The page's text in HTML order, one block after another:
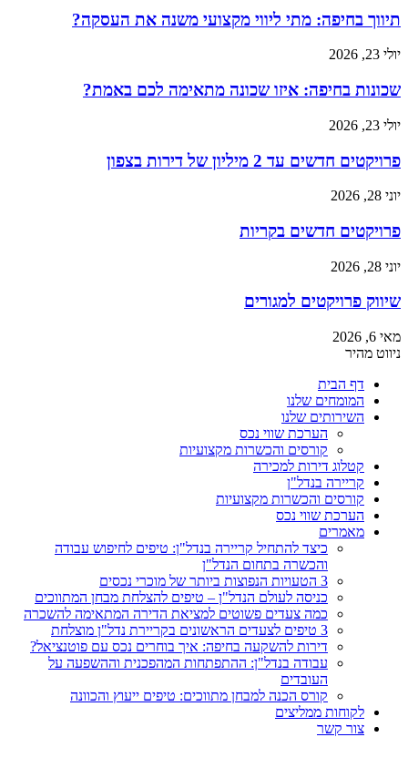
תיווך בחיפה: מתי ליווי מקצועי משנה את העסקה?
יולי 23, 2026
שכונות בחיפה: איזו שכונה מתאימה לכם באמת?
יולי 23, 2026
פרויקטים חדשים עד 2 מיליון של דירות בצפון
יוני 28, 2026
פרויקטים חדשים בקריות
יוני 28, 2026
שיווק פרויקטים למגורים
מאי 6, 2026
ניווט מהיר
דף הבית
המומחים שלנו
השירותים שלנו
הערכת שווי נכס
קורסים והכשרות מקצועיות
קטלוג דירות למכירה
קריירה בנדל"ן
קורסים והכשרות מקצועיות
הערכת שווי נכס
מאמרים
כיצד להתחיל קריירה בנדל"ן: טיפים לחיפוש עבודה
והכשרה בתחום הנדל"ן
3 הטעויות הנפוצות ביותר של מוכרי נכסים
כניסה לעולם הנדל"ן – טיפים להצלחת מבחן המתווכים
כמה צעדים פשוטים למציאת הדירה המתאימה להשכרה
3 טיפים לצעדים הראשונים בקריירת נדל"ן מוצלחת
דירות להשקעה בחיפה: איך בוחרים נכס עם פוטנציאל?
עבודה בנדל"ן: ההתפתחות המהפכנית וההשפעה על
העובדים
קורס הכנה למבחן מתווכים: טיפים ייעוץ והכוונה
לקוחות ממליצים
צור קשר